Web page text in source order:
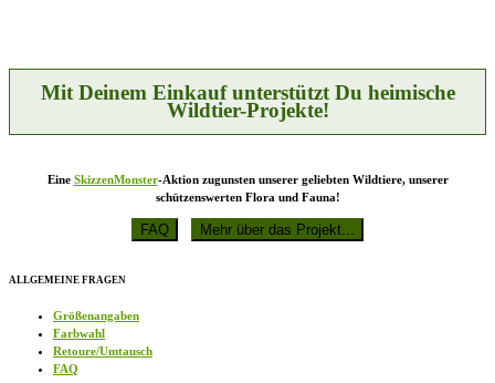
Mit Deinem Einkauf unterstützt Du heimische
Wildtier-Projekte!
Eine SkizzenMonster-Aktion zugunsten unserer geliebten Wildtiere, unserer
schützenswerten Flora und Fauna!
ALLGEMEINE FRAGEN
Größenangaben
Farbwahl
Retoure/Umtausch
FAQ